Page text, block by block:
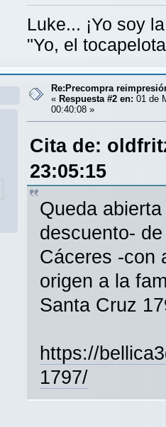
Luke... ¡Yo soy
"Yo, el
Re:Precompra
« Respuesta #2 en: 01 de
00:40:08 »
Cita de:
23:05:15
Queda
descuento-
Cáceres -con
origen a la
Santa Cruz
https://
1797/